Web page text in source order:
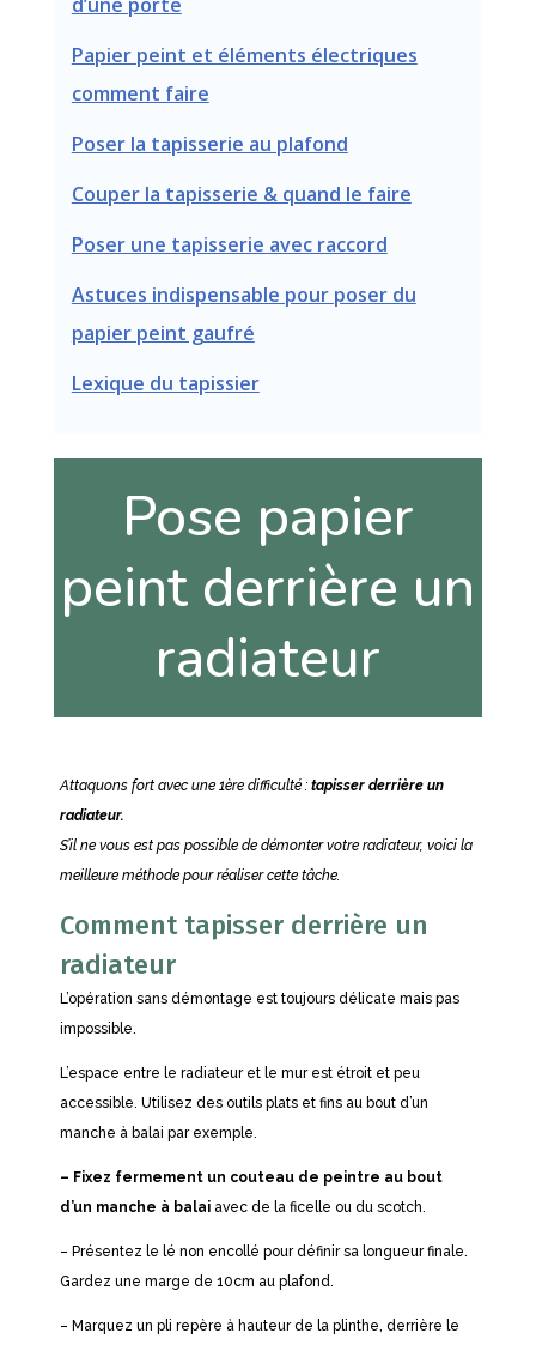
Papier peint et éléments électriques
comment faire
Poser la tapisserie au plafond
Couper la tapisserie & quand le faire
Poser une tapisserie avec raccord
Astuces indispensable pour poser du
papier peint gaufré
Lexique du tapissier
Pose papier
peint derrière un
radiateur
Attaquons fort avec une 1ère difficulté : tapisser derrière un
radiateur.
S’il ne vous est pas possible de démonter votre radiateur, voici la
meilleure méthode pour réaliser cette tâche.
Comment tapisser derrière un
radiateur
L’opération sans démontage est toujours délicate mais pas
impossible.
L’espace entre le radiateur et le mur est étroit et peu
accessible. Utilisez des outils plats et fins au bout d’un
manche à balai par exemple.
– Fixez fermement un couteau de peintre au bout
d’un manche à balaiavec de la ficelle ou du scotch.
– Présentez le lé non encollé pour définir sa longueur finale.
Gardez une marge de 10cm au plafond.
– Marquez un pli repère à hauteur de la plinthe, derrière le